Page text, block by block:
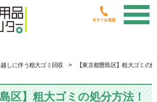
しに伴う粗大ゴミ回収 【東京都豊島区】粗大ゴミの
区】粗大ゴミの処分方法！